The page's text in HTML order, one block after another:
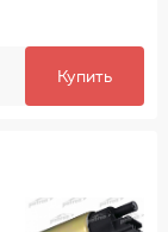
Купить